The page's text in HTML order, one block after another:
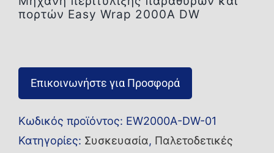
πορτών Easy Wrap 2000A DW
Επικοινωνήστε για Προσφορά
Κωδικός προϊόντος: EW2000A-DW-01
Κατηγορίες: Συσκευασία, Παλετοδετικές